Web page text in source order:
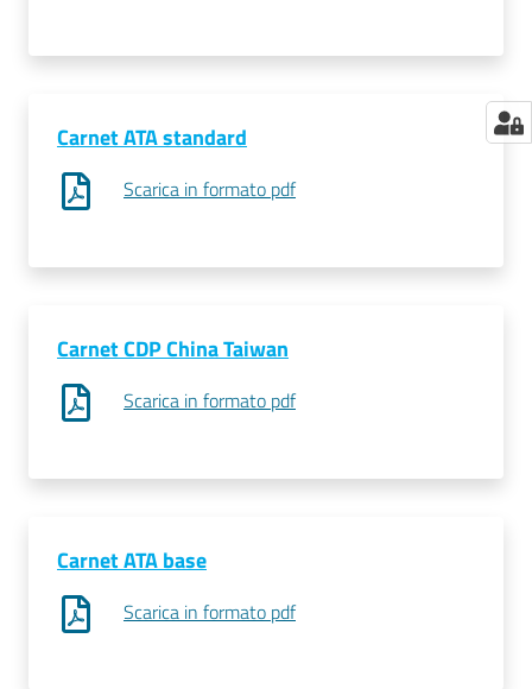
Carnet ATA standard
Scarica in formato pdf
Carnet CDP China Taiwan
Scarica in formato pdf
Carnet ATA base
Scarica in formato pdf